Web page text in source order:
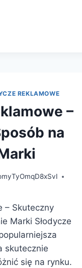
REKLAMOWE
–
na
– Skuteczny
Marki Słodycze
skutecznie
się na rynku.